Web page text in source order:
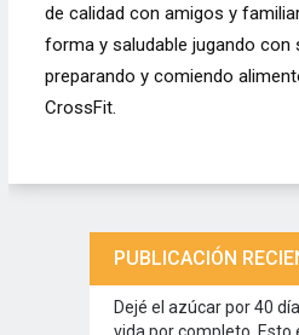
de calidad con amigos y
forma y saludable jugando con
preparando y comiendo
CrossFit.
PUBLICACIÓN
Dejé el azúcar por 40
vida por completo. Esto